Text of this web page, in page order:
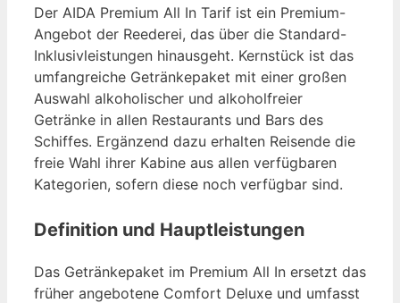
Der AIDA Premium All In Tarif ist ein Premium-
Angebot der Reederei, das über die Standard-
Inklusivleistungen hinausgeht. Kernstück ist das
umfangreiche Getränkepaket mit einer großen
Auswahl alkoholischer und alkoholfreier
Getränke in allen Restaurants und Bars des
Schiffes. Ergänzend dazu erhalten Reisende die
freie Wahl ihrer Kabine aus allen verfügbaren
Kategorien, sofern diese noch verfügbar sind.
Definition und Hauptleistungen
Das Getränkepaket im Premium All In ersetzt das
früher angebotene Comfort Deluxe und umfasst